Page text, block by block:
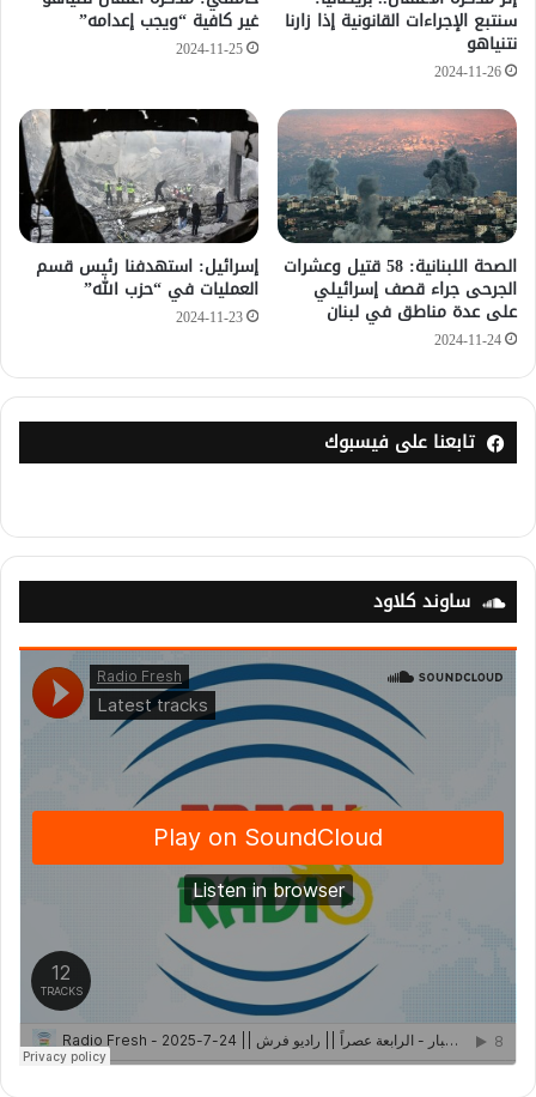
سنتبع الإجراءات القانونية إذا زارنا
نتنياهو
2024-11-26
غير كافية “ويجب إعدامه”
2024-11-25
الصحة اللبنانية: 58 قتيل وعشرات
الجرحى جراء قصف إسرائيلي
على عدة مناطق في لبنان
2024-11-24
إسرائيل: استهدفنا رئيس قسم
العمليات في “حزب الله”
2024-11-23
تابعنا على فيسبوك
ساوند كلاود